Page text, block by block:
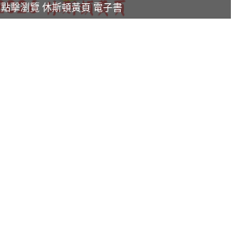
點擊瀏覽 休斯頓黃頁 電子書